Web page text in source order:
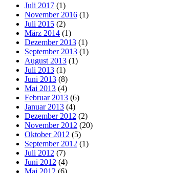
Juli 2017 (1)
November 2016 (1)
Juli 2015 (2)
März 2014 (1)
Dezember 2013 (1)
September 2013 (1)
August 2013 (1)
Juli 2013 (1)
Juni 2013 (8)
Mai 2013 (4)
Februar 2013 (6)
Januar 2013 (4)
Dezember 2012 (2)
November 2012 (20)
Oktober 2012 (5)
September 2012 (1)
Juli 2012 (7)
Juni 2012 (4)
Mai 2012 (6)